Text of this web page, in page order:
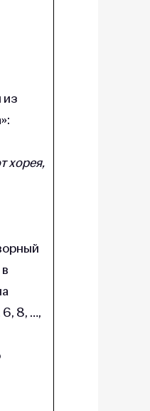
из
хорея,
6, 8, …,